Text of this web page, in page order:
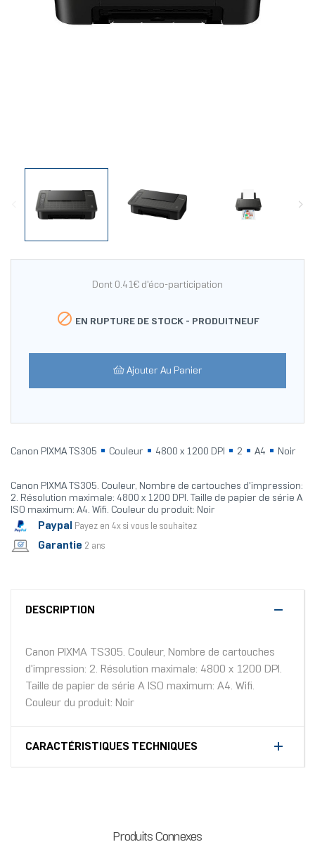
Dont 0.41€ d'éco-participation
 EN RUPTURE DE STOCK - PRODUITNEUF
Ajouter Au Panier
Canon PIXMA TS305 Couleur 4800 x 1200 DPI 2 A4 Noir
Canon PIXMA TS305. Couleur, Nombre de cartouches d'impression:
2. Résolution maximale: 4800 x 1200 DPI. Taille de papier de série A
ISO maximum: A4. Wifi. Couleur du produit: Noir
Paypal Payez en 4x si vous le souhaitez
Garantie 2 ans
DESCRIPTION
Canon PIXMA TS305. Couleur, Nombre de cartouches
d'impression: 2. Résolution maximale: 4800 x 1200 DPI.
Taille de papier de série A ISO maximum: A4. Wifi.
Couleur du produit: Noir
CARACTÉRISTIQUES TECHNIQUES
Produits Connexes